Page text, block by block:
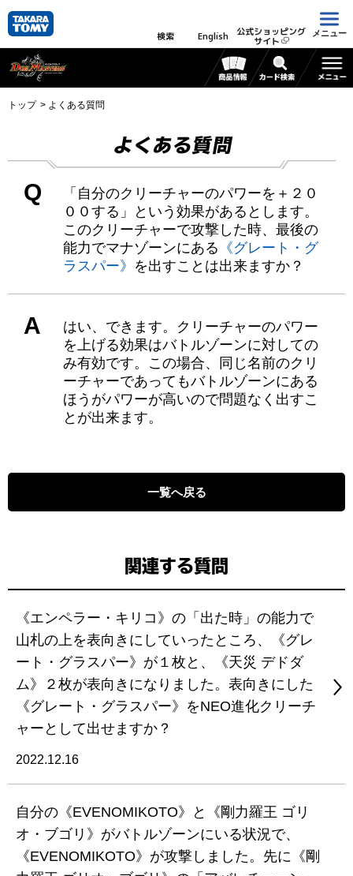
検索 English 公式ショッピング
サイト
メニュー
トップ よくある質問
よくある質問
Q
「自分のクリーチャーのパワーを＋２０
００する」という効果があるとします。
このクリーチャーで攻撃した時、最後の
能力でマナゾーンにある 《グレート・グ
ラスパー》 を出すことは出来ますか？
A
はい、できます。クリーチャーのパワー
を上げる効果はバトルゾーンに対しての
み有効です。この場合、同じ名前のクリ
ーチャーであってもバトルゾーンにある
ほうがパワーが高いので問題なく出すこ
とが出来ます。
一覧へ戻る
関連する質問
《エンペラー・キリコ》の「出た時」の能力で
山札の上を表向きにしていったところ、《グレ
ート・グラスパー》が１枚と、《天災 デドダ
ム》２枚が表向きになりました。表向きにした
《グレート・グラスパー》をNEO進化クリーチ
ャーとして出せますか？
2022.12.16
自分の《EVENOMIKOTO》と《剛力羅王 ゴリ
オ・ブゴリ》がバトルゾーンにいる状況で、
《EVENOMIKOTO》が攻撃しました。先に《剛